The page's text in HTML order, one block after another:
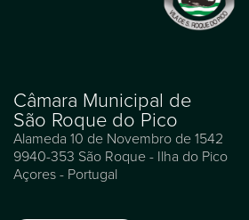
Câmara Municipal de
São Roque do Pico
Alameda 10 de Novembro de 1542
9940-353 São Roque - Ilha do Pico
Açores - Portugal